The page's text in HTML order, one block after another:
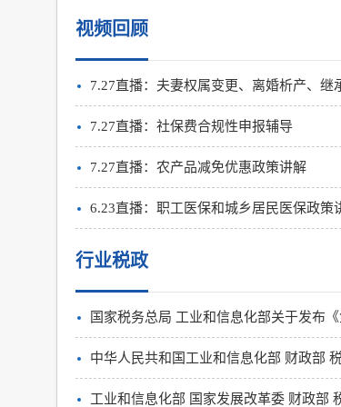
视频回顾
7.27直播：夫妻权属变更、离婚析产、
7.27直播：社保费合规性申报辅导
7.27直播：农产品减免优惠政策讲解
6.23直播：职工医保和城乡居民医保政策
行业税政
国家税务总局 工业和信息化部关于发布
中华人民共和国工业和信息化部 财政部
工业和信息化部 国家发展改革委 财政部